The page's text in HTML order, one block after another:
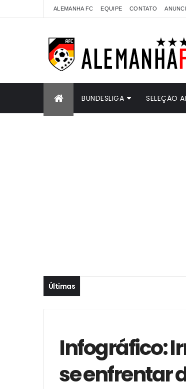
ALEMANHA FC EQUIPE CONTATO
BUNDESLIGA SELEÇÃO
Últimas
Infográfico:
se enfrentar